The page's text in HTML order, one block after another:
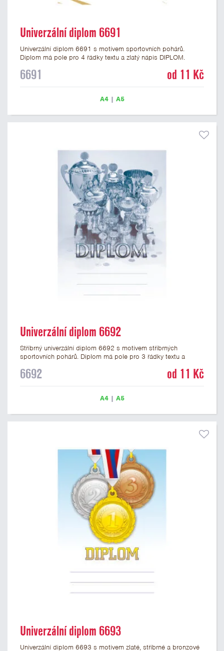
Univerzální diplom 6691
Univerzální diplom 6691 s motivem sportovních pohárů.
Diplom má pole pro 4 řádky textu a zlatý nápis DIPLOM.
univerzální diplom je vhodný pro většinu událostí, ke kterým by
6691 od 11 Kč
A4| A5
Univerzální diplom 6692
Stříbrný univerzální diplom 6692 s motivem stříbrných
sportovních pohárů. Diplom má pole pro 3 řádky textu a
formátu A4 a A5. Tento univerzální diplom je vhodný pro
motivem pohárů má gramáž 250 g/m2.
6692 od 11 Kč
A4| A5
Univerzální diplom 6693
Univerzální diplom 6693 s motivem zlaté, stříbrné a bronzové